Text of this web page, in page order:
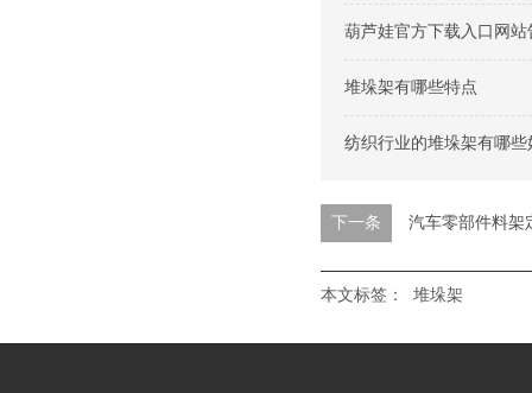
葫芦娃官方下载入口网
堆垛架有哪些特点
纺织行业的堆垛架有哪些
下一条 汽车零部件料架
本文标签： 堆垛架